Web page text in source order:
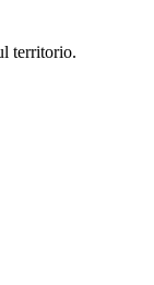
territorio.